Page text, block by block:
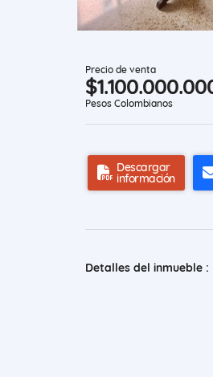
Precio de venta
Pesos Colombianos
Descargar
información
Detalles del inmueble :